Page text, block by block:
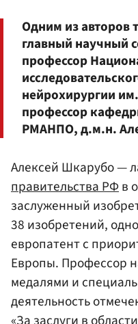
Одним из авторов
главный научный
профессор
нейрохирургии
профессор
РМАНПО, д.м.н.
Алексей Шкарубо —
правительстваРФв
заслуженный
38 изобретений,
европатент с
Европы. Профессор
медалями и
деятельность